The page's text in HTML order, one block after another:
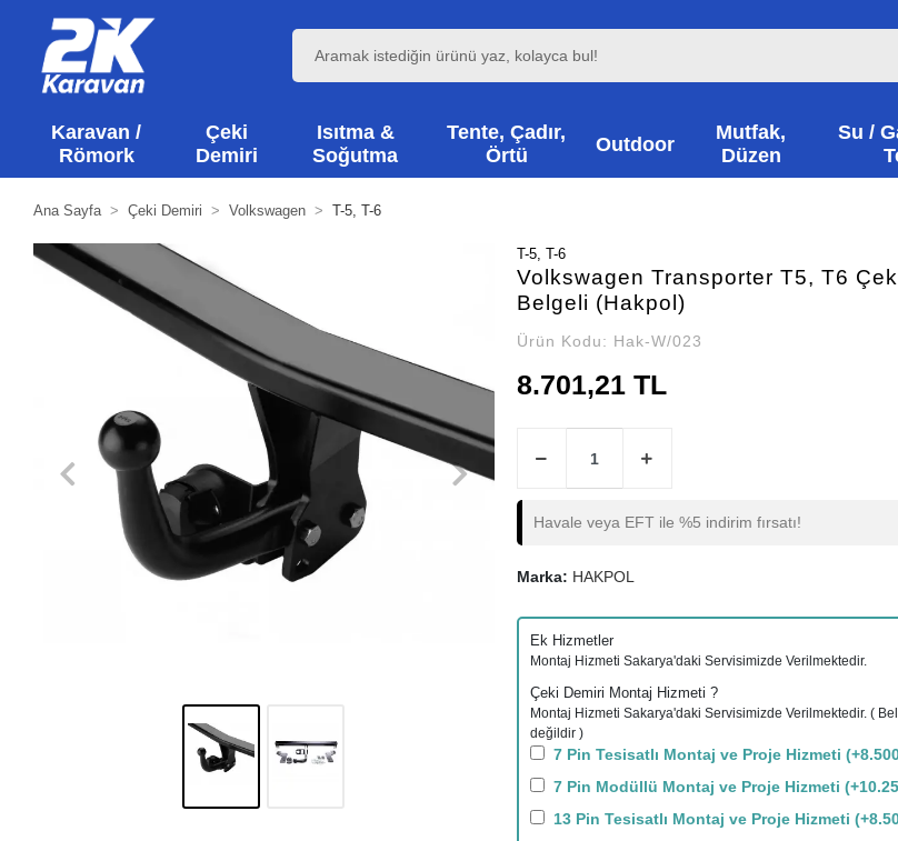
Karavan /
Römork
Çeki
Demiri
Isıtma &
Soğutma
Tente, Çadır,
Örtü
Outdoor
Mutfak,
Düzen
Su /
Ana Sayfa Çeki Demiri Volkswagen T-5, T-6
T-5, T-6
Volkswagen Transporter T5, T6
Belgeli (Hakpol)
Ürün Kodu: Hak-W/023
8.701,21 TL
Havale veya EFT ile %5 indirim fırsatı!
Marka: HAKPOL
Ek Hizmetler
Montaj Hizmeti Sakarya'daki Servisimizde Verilmektedir.
Çeki Demiri Montaj Hizmeti ?
Montaj Hizmeti Sakarya'daki Servisimizde Verilmektedir. (
değildir )
7 Pin Tesisatlı Montaj ve Proje Hizmeti
7 Pin Modüllü Montaj ve Proje Hizmeti
13 Pin Tesisatlı Montaj ve Proje Hizmeti